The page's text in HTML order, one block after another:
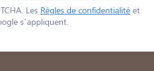
Les Règles de confidentialité et
s’appliquent.